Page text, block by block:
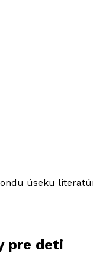
úseku
pre deti